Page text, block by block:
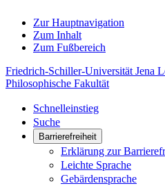
Zur Hauptnavigation
Zum Inhalt
Zum Fußbereich
Friedrich-Schiller-Universität Jena
Philosophische Fakultät
Schnelleinstieg
Suche
Barrierefreiheit
Erklärung zur
Leichte Sprache
Gebärdensprache